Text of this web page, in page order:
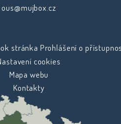
ous@mujbox.cz
stránka Prohlášení o
cookies
Mapa webu
Kontakty